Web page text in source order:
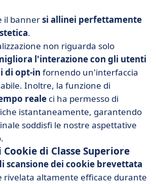
il bannersi allinei perfettamente
.
non riguarda solo
l'interazione con gli utenti
di opt-in fornendo un'interfaccia
Inoltre, la funzione di
reale ci ha permesso di
istantaneamente, garantendo
soddisfi le nostre aspettative
Cookie di Classe Superiore
scansione dei cookie brevettata
rivelata altamente efficace durante